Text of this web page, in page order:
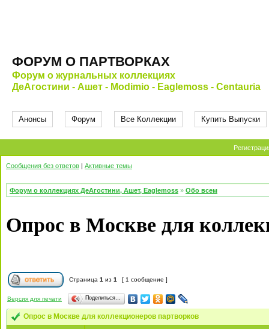
ФОРУМ О ПАРТВОРКАХ
Форум о журнальных коллекциях
ДеАгостини - Ашет - Modimio - Eaglemoss - Centauria
Анонсы Форум Все Коллекции Купить Выпуски
Сообщения без ответов | Активные темы
Форум о коллекциях ДеАгостини, Ашет, Eaglemoss » Обо всем
Опрос в Москве для
Страница 1 из 1 [ 1 сообщение ]
Версия для печати Поделиться…
Опрос в Москве для коллекционеров партворков